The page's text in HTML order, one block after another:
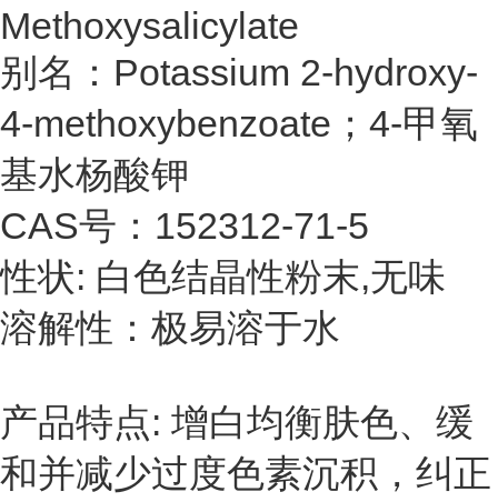
Methoxysalicylate
别名：Potassium 2-hydroxy-
4-methoxybenzoate；4-甲氧
基水杨酸钾
CAS号：152312-71-5
性状: 白色结晶性粉末,无味
溶解性：极易溶于水
产品特点: 增白均衡肤色、缓
和并减少过度色素沉积，纠正